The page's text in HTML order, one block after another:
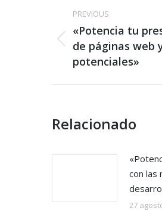
navigation
PREVIOUS
Previous
post:
«Potencia tu
de páginas web
potenciales»
Relacionado
con las
27